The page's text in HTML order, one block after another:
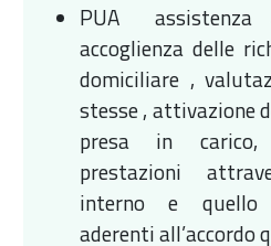
PUA assistenza
accoglienza delle
domiciliare ,
stesse , attivazione
presa in carico,
prestazioni
interno e quello
aderenti all’accordo